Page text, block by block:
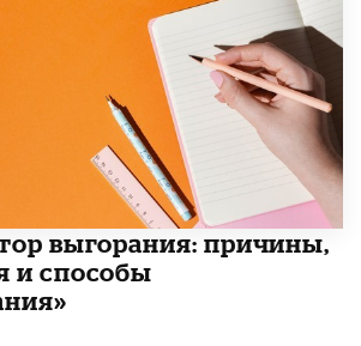
выгорания: причины,
и способы